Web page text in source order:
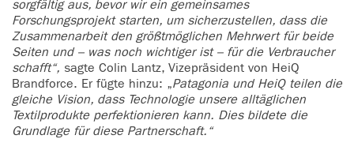
sorgfältig aus, bevor wir ein gemeinsames
Forschungsprojekt starten, um sicherzustellen, dass die
Zusammenarbeit den größtmöglichen Mehrwert für beide
Seiten und – was noch wichtiger ist – für die Verbraucher
schafft“, sagte Colin Lantz, Vizepräsident von HeiQ
Brandforce. Er fügte hinzu: „Patagonia und HeiQ teilen die
gleiche Vision, dass Technologie unsere alltäglichen
Textilprodukte perfektionieren kann. Dies bildete die
Grundlage für diese Partnerschaft.“